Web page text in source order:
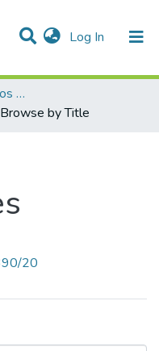
Log In (current)
1. Publicaciones y eventos institucionales
Browse by Title
20